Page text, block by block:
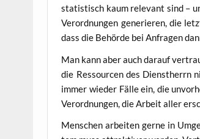
sta­tis­tisch kaum rele­vant sind –
Ver­ord­nun­gen gene­rie­ren, die
dass die Behör­de bei Anfra­gen
Man kann aber auch dar­auf
die Res­sour­cen des Dienst­herrn
immer wie­der Fäl­le ein, die
Ver­ord­nun­gen, die Arbeit aller
Men­schen arbei­ten ger­ne in